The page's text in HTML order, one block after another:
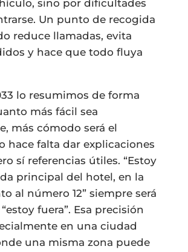
sino por dificultades
Un punto de recogida
reduce llamadas, evita
y hace que todo fluya
lo resumimos de forma
más fácil sea
más cómodo será el
hace falta dar explicaciones
sí referencias útiles. “Estoy
principal del hotel, en la
al número 12” siempre será
fuera”. Esa precisión
en una ciudad
una misma zona puede